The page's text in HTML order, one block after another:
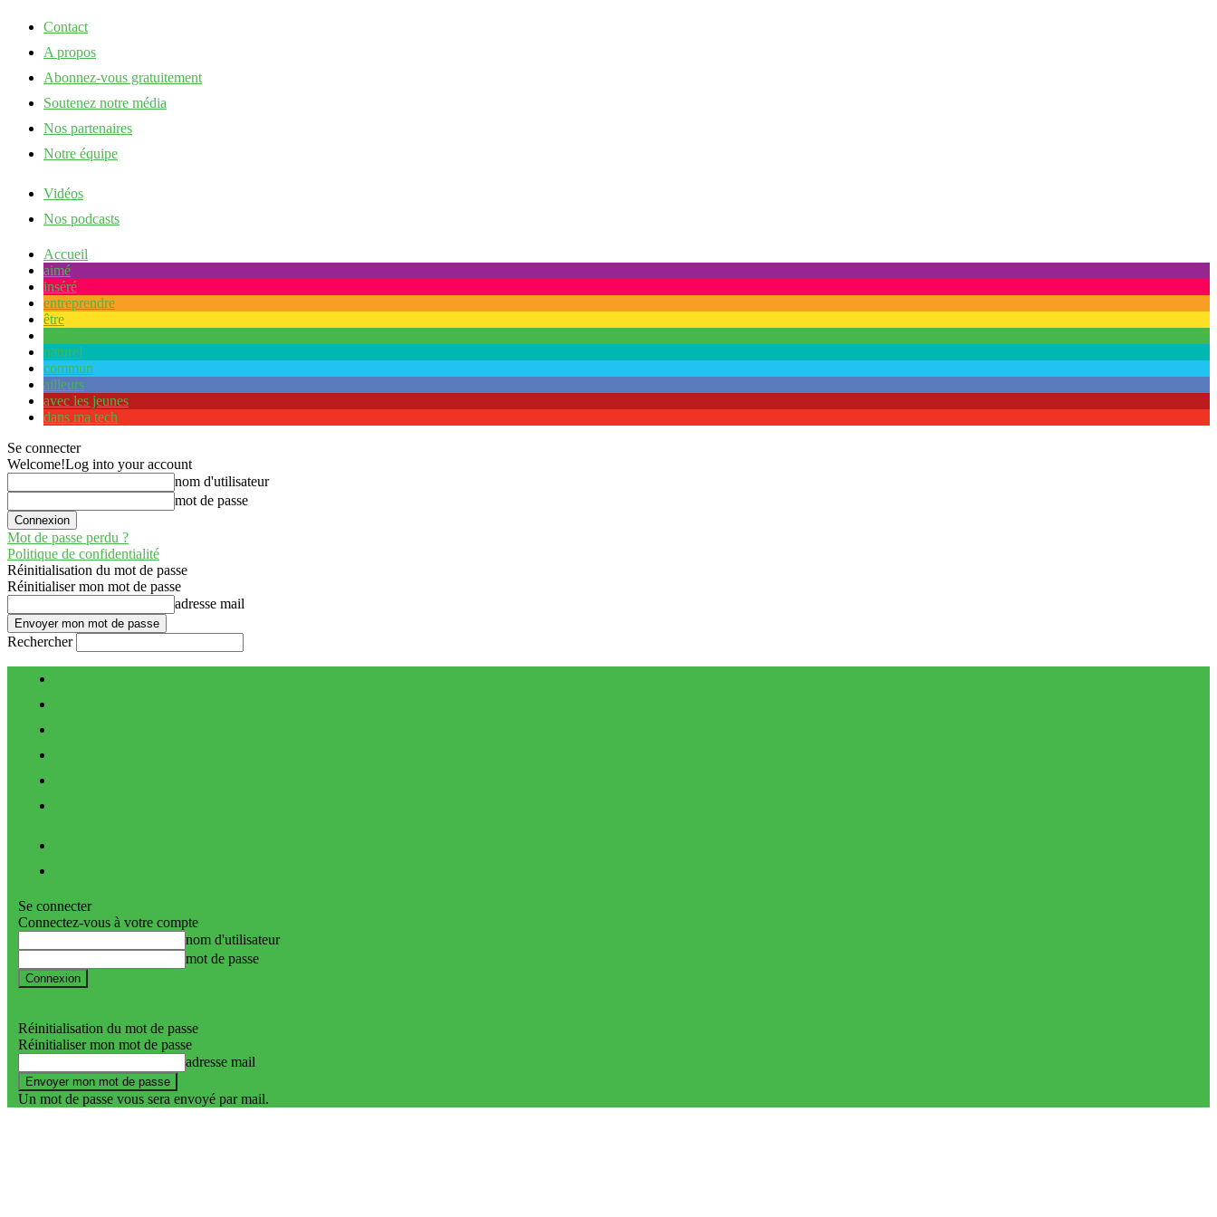
Contact
A propos
Abonnez-vous gratuitement
Soutenez notre média
Nos partenaires
Notre équipe
Vidéos
Nos podcasts
Accueil
aimé
inséré
entreprendre
être
naturel
commun
ailleurs
avec les jeunes
dans ma tech
Se connecter
Welcome!Log into your account
nom d'utilisateur
mot de passe
Mot de passe perdu ?
Politique de confidentialité
Réinitialisation du mot de passe
Réinitialiser mon mot de passe
adresse mail
Rechercher
Se connecter
Connectez-vous à votre compte
nom d'utilisateur
mot de passe
Réinitialisation du mot de passe
Réinitialiser mon mot de passe
adresse mail
Un mot de passe vous sera envoyé par mail.